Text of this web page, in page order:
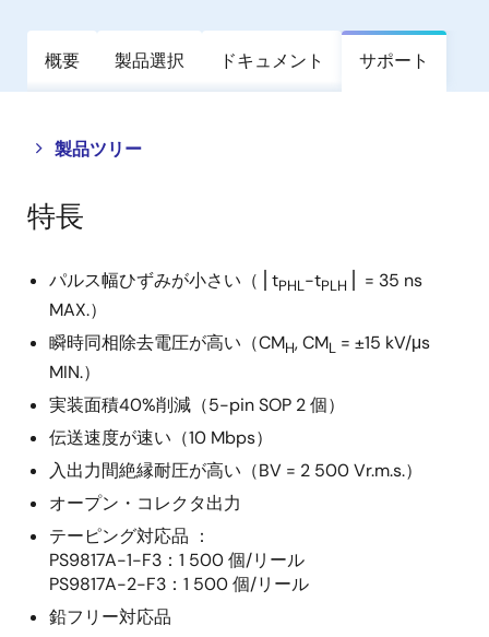
概要 製品選択 ドキュメント サポート
製品ツリー
Close
tree
menu
Open
tree
menu
特長
パルス幅ひずみが小さい（⎪tPHL−tPLH
⎪ = 35 ns
MAX.）
瞬時同相除去電圧が高い（CMH, CML = ±15 kV/μs
MIN.）
実装面積40%削減（5-pin SOP 2 個）
伝送速度が速い（10 Mbps）
入出力間絶縁耐圧が高い（BV = 2 500 Vr.m.s.）
オープン・コレクタ出力
テーピング対応品 ：
PS9817A-1-F3：1 500 個/リール
PS9817A-2-F3：1 500 個/リール
鉛フリー対応品